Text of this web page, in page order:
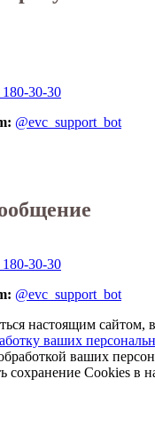
30-30
@evc_support_bot
30-30
@evc_support_bot
настоящим сайтом,
ваших
ваших
сохранение Cookies в